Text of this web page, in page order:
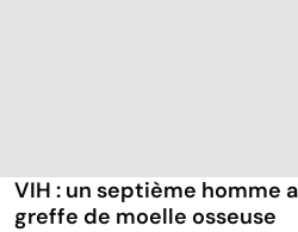
VIH : un septième homme
greffe de moelle osseuse